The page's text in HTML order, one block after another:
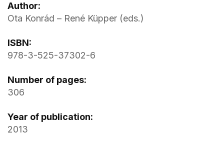
Author:
Ota Konrád – René Küpper (eds.)
ISBN:
978-3-525-37302-6
Number of pages:
306
Year of publication:
2013